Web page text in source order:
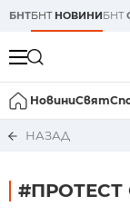
БНТБНТ НОВИНИБНТ
НовиниСвят
НАЗАД